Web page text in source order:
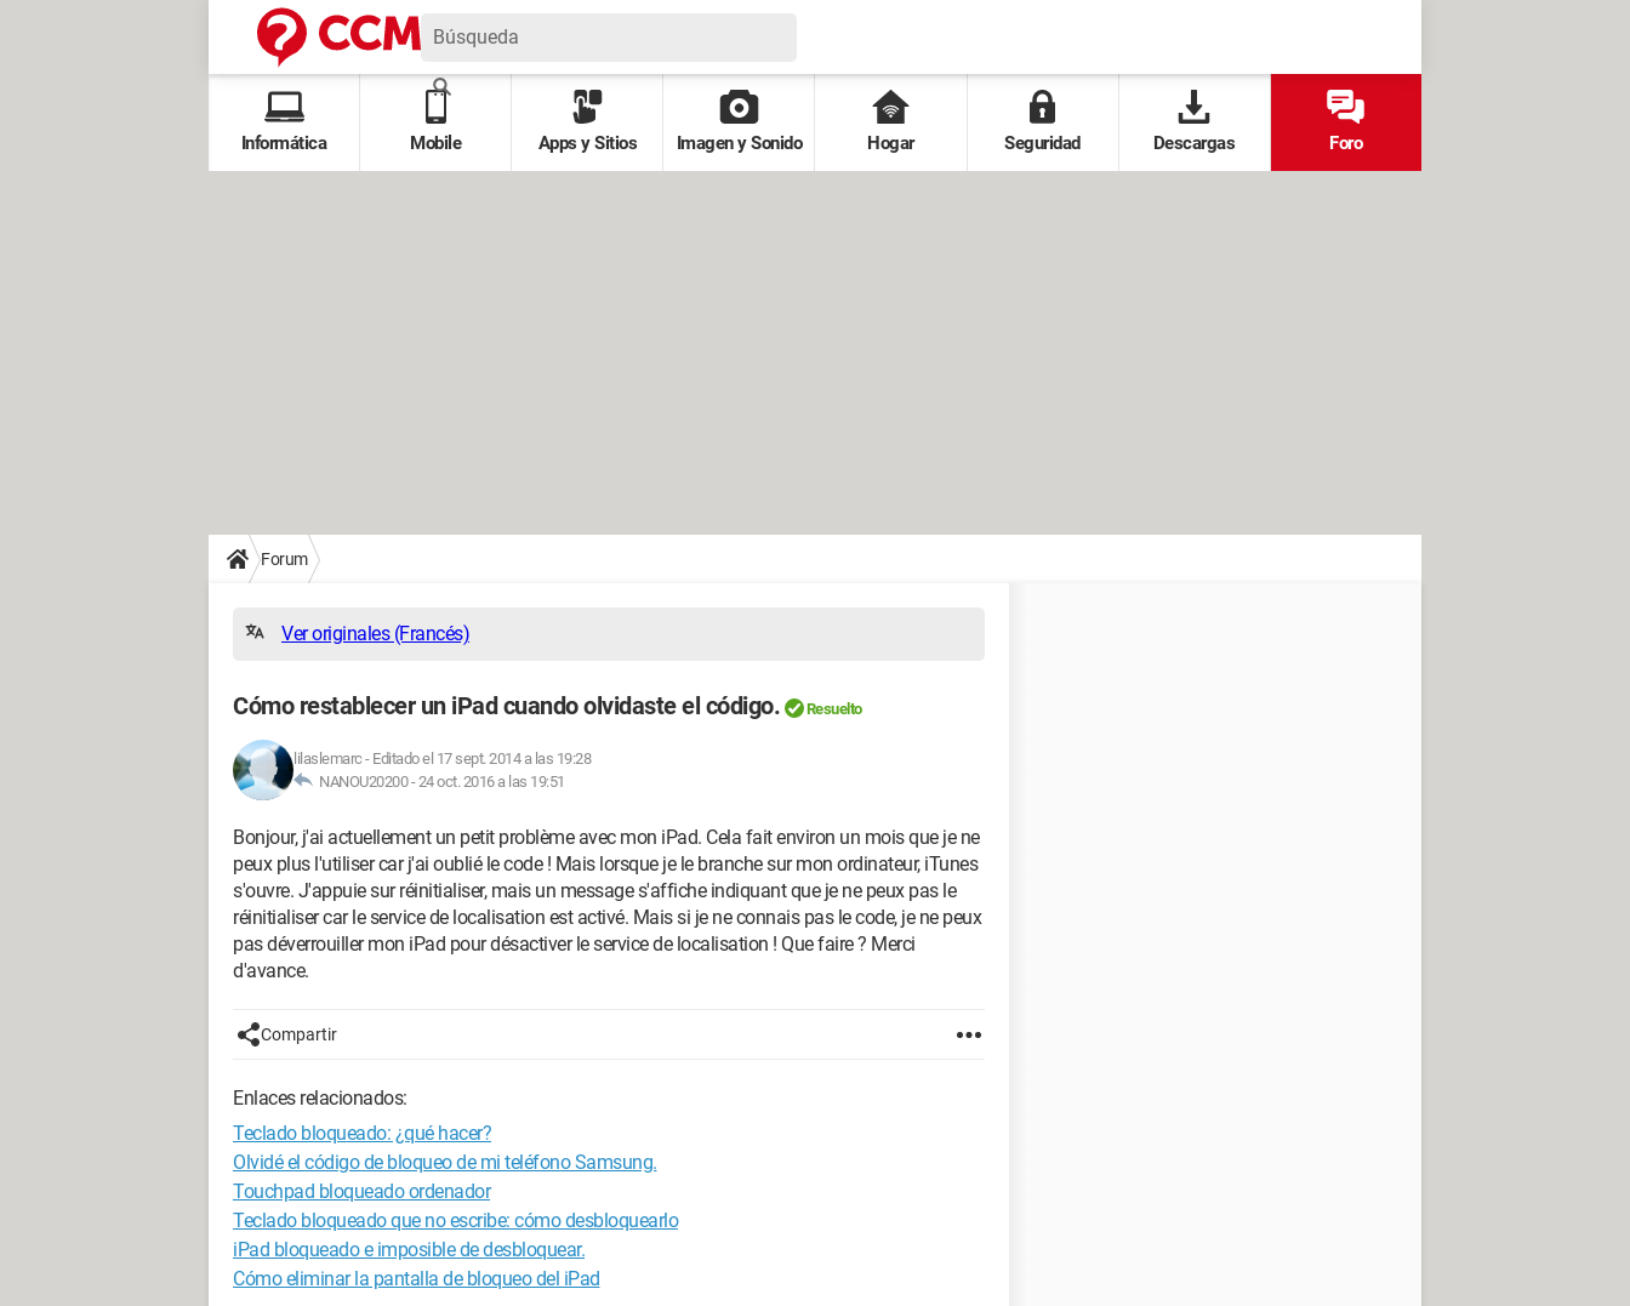
Informática Mobile Apps y Sitios Imagen y Sonido Hogar Seguridad Descargas Foro
Forum
Ver originales (Francés)
Cómo restablecer un iPad cuando olvidaste el código. Resuelto
lilaslemarc - Editado el 17 sept. 2014 a las 19:28
NANOU20200 -24 oct. 2016 a las 19:51
Bonjour, j'ai actuellement un petit problème avec mon iPad. Cela fait environ un mois que je ne
peux plus l'utiliser car j'ai oublié le code ! Mais lorsque je le branche sur mon ordinateur, iTunes
s'ouvre. J'appuie sur réinitialiser, mais un message s'affiche indiquant que je ne peux pas le
réinitialiser car le service de localisation est activé. Mais si je ne connais pas le code, je ne peux
pas déverrouiller mon iPad pour désactiver le service de localisation ! Que faire ? Merci
d'avance.
Compartir
Enlaces relacionados:
Teclado bloqueado: ¿qué hacer?
Olvidé el código de bloqueo de mi teléfono Samsung.
Touchpad bloqueado ordenador
Teclado bloqueado que no escribe: cómo desbloquearlo
iPad bloqueado e imposible de desbloquear.
Cómo eliminar la pantalla de bloqueo del iPad